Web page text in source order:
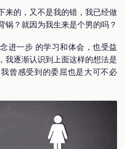
来的，又不是我的错，我已经做
锅？就因为我生来是个男的吗？
进一步 的学习和体会，也受益
我逐渐认识到上面这样的想法是
曾感受到的委屈也是大可不必